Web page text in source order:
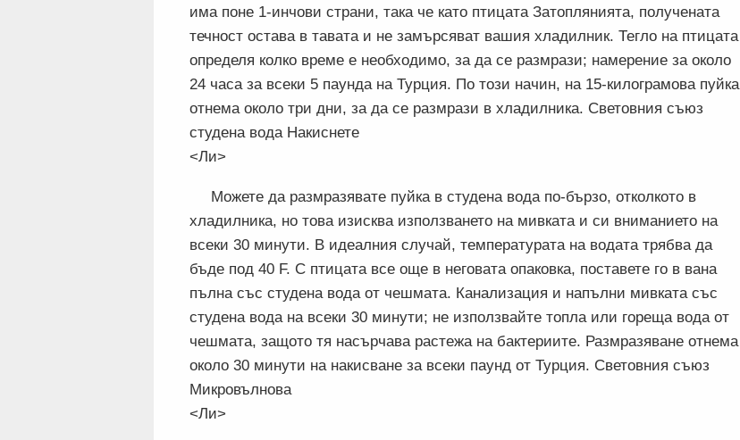
има поне 1-инчови страни, така че като птицата Затоплянията, получената
течност остава в тавата и не замърсяват вашия хладилник. Тегло на птицата
определя колко време е необходимо, за да се размрази; намерение за около
24 часа за всеки 5 паунда на Турция. По този начин, на 15-килограмова пуйка
отнема около три дни, за да се размрази в хладилника. Световния съюз
студена вода Накиснете
<Ли>
Можете да размразявате пуйка в студена вода по-бързо, отколкото в
хладилника, но това изисква използването на мивката и си вниманието на
всеки 30 минути. В идеалния случай, температурата на водата трябва да
бъде под 40 F. С птицата все още в неговата опаковка, поставете го в вана
пълна със студена вода от чешмата. Канализация и напълни мивката със
студена вода на всеки 30 минути; не използвайте топла или гореща вода от
чешмата, защото тя насърчава растежа на бактериите. Размразяване отнема
около 30 минути на накисване за всеки паунд от Турция. Световния съюз
Микровълнова
<Ли>